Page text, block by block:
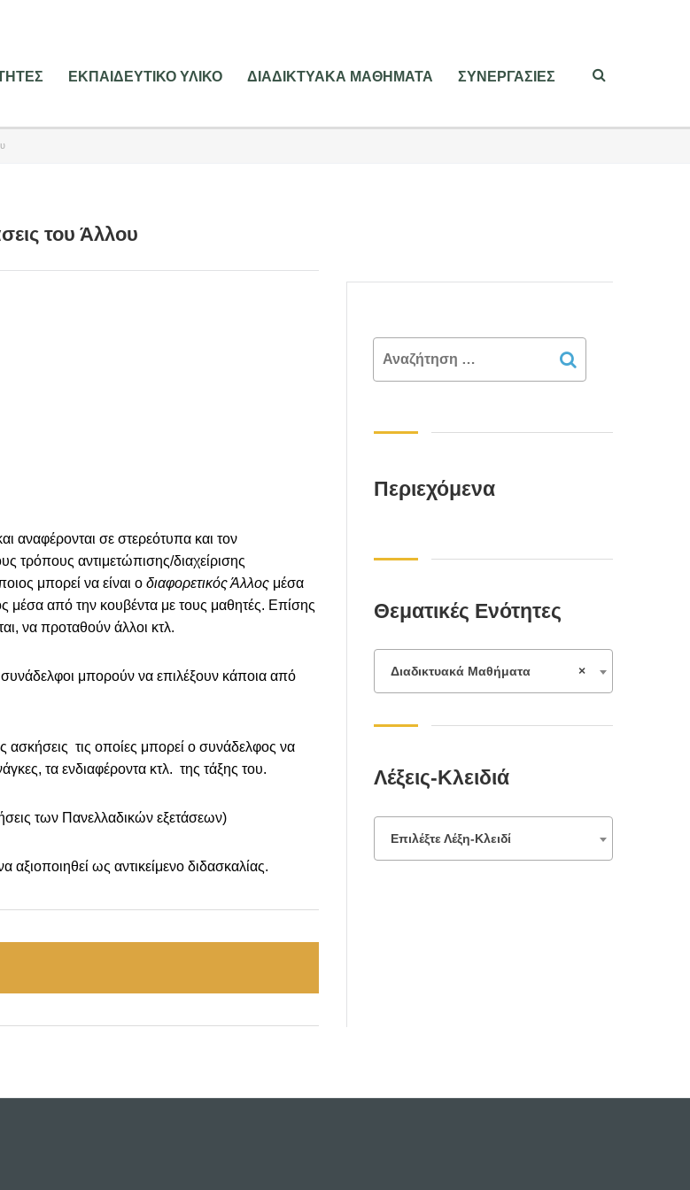
ΕΚΠΑΙΔΕΥΤΙΚΟ ΥΛΙΚΟ ΔΙΑΔΙΚΤΥΑΚΑ ΜΑΘΗΜΑΤΑ ΣΥΝΕΡΓΑΣΙΕΣ
του Άλλου
αναφέρονται σε στερεότυπα και τον
τρόπους αντιμετώπισης/διαχείρισης
μπορεί να είναι ο διαφορετικός Άλλος μέσα
μέσα από την κουβέντα με τους μαθητές. Επίσης
να προταθούν άλλοι κτλ.
συνάδελφοι μπορούν να επιλέξουν κάποια από
τις οποίες μπορεί ο συνάδελφος να
τα ενδιαφέροντα κτλ. της τάξης του.
των Πανελλαδικών εξετάσεων)
ως αντικείμενο διδασκαλίας.
Περιεχόμενα
Θεματικές Ενότητες
×
Διαδικτυακά Μαθήματα
Λέξεις-Κλειδιά
Επιλέξτε Λέξη-Κλειδί